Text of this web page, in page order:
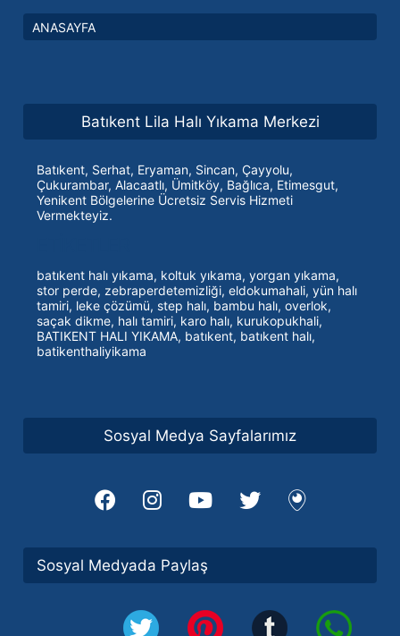
ANASAYFA
Batıkent Lila Halı Yıkama Merkezi
Batıkent, Serhat, Eryaman, Sincan, Çayyolu,
Çukurambar, Alacaatlı, Ümitköy, Bağlıca, Etimesgut,
Yenikent Bölgelerine Ücretsiz Servis Hizmeti
Vermekteyiz.
batıkent halı yıkama, koltuk yıkama, yorgan yıkama,
stor perde, zebraperdetemizliği, eldokumahali, yün halı
tamiri, leke çözümü, step halı, bambu halı, overlok,
saçak dikme, halı tamiri, karo halı, kurukopukhali,
BATIKENT HALI YIKAMA, batıkent, batıkent halı,
batikenthaliyikama
Sosyal Medya Sayfalarımız
Sosyal Medyada Paylaş